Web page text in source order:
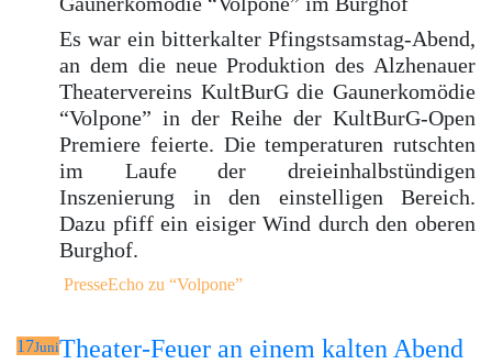
Es war ein bitterkalter Pfingstsamstag-Abend,
an dem die neue Produktion des Alzhenauer
Theatervereins KultBurG die Gaunerkomödie
“Volpone” in der Reihe der KultBurG-Open
Premiere feierte. Die temperaturen rutschten
im Laufe der dreieinhalbstündigen
Inszenierung in den einstelligen Bereich.
Dazu pfiff ein eisiger Wind durch den oberen
Burghof.
PresseEcho zu “Volpone”
17JuniTheater-Feuer an einem kalten Abend